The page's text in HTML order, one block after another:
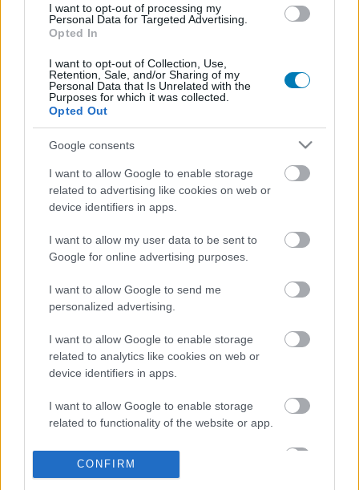
I want to opt-out of processing my
Personal Data for Targeted Advertising.
Opted In
I want to opt-out of Collection, Use,
Retention, Sale, and/or Sharing of my
Personal Data that Is Unrelated with the
Purposes for which it was collected.
Opted Out
Google consents
I want to allow Google to enable storage
related to advertising like cookies on web or
device identifiers in apps.
I want to allow my user data to be sent to
Google for online advertising purposes.
I want to allow Google to send me
personalized advertising.
I want to allow Google to enable storage
related to analytics like cookies on web or
device identifiers in apps.
I want to allow Google to enable storage
related to functionality of the website or app.
I want to allow Google to enable storage
CONFIRM
mozielőzeteseket. A következő számban
található rovat is tartalmazni fog egy
meglepetést, azonban most Ti, kedves
GameStar Online olvasók egy apró ajándékot
kaptok. Arról van szó, hogy az egyik előzetes
különböző okok miatt nem fog felkerülni a
decemberi korongra, de, hogy ne vesszen kárba
a munka, amit a feliratozással töltöttünk, úgy
döntöttünk, letölthetővé tesszük. A Csoda
Csibe című Disney animációs film
nyitójelenetéről van szó, amelyet a hazai
mozikban november 24-től tekinthettek majd
meg. Reméljük, kellő kedvet kaptatok hozzá és
örömmel fogadjátok a CD/DVD-n található több
CSODA CSIBE FELIRATOZOTT ELŐZETES
(Trailer - 33,73 MB)
21.02%
SMASH by Meló-Diák: Homok, zene és a nyár legjobb